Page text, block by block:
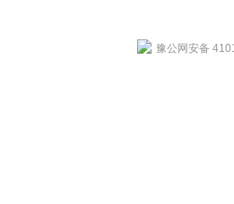
豫公网安备